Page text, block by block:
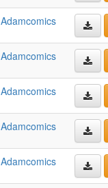
Adamcomics
Adamcomics
Adamcomics
Adamcomics
Adamcomics